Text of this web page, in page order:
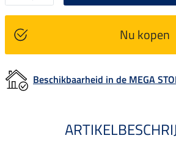
Nu kopen
Beschikbaarheid in de MEGA